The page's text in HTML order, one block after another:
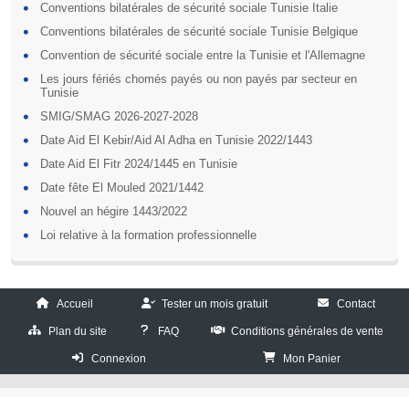
Conventions bilatérales de sécurité sociale Tunisie Italie
Conventions bilatérales de sécurité sociale Tunisie Belgique
Convention de sécurité sociale entre la Tunisie et l'Allemagne
Les jours fériés chomés payés ou non payés par secteur en
Tunisie
SMIG/SMAG 2026-2027-2028
Date Aid El Kebir/Aid Al Adha en Tunisie 2022/1443
Date Aid El Fitr 2024/1445 en Tunisie
Date fête El Mouled 2021/1442
Nouvel an hégire 1443/2022
Loi relative à la formation professionnelle
Accueil Tester un mois gratuit Contact
Plan du site FAQ Conditions générales de vente
Connexion Mon Panier